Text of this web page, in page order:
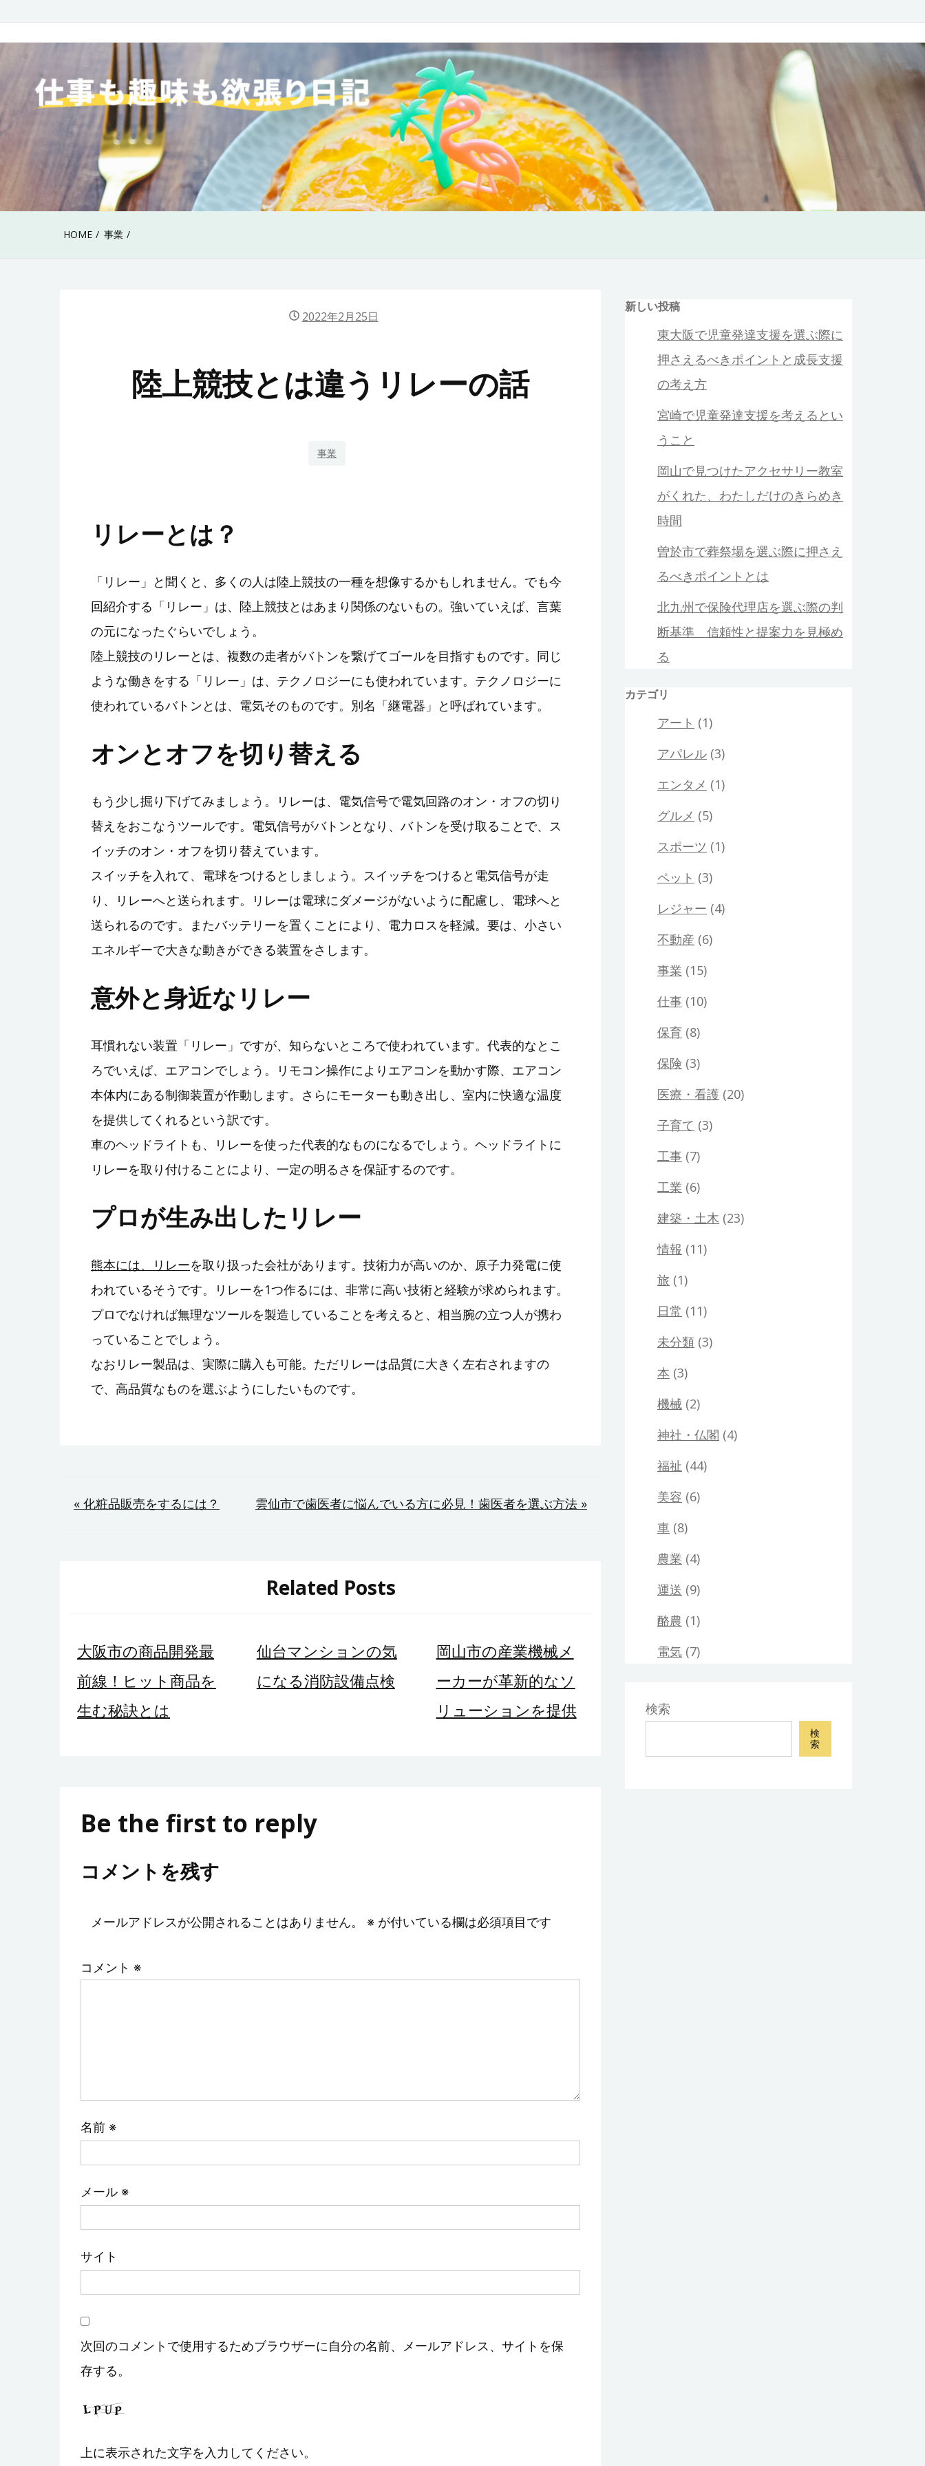
content
40代女性の仕事も趣味も欲張り日記
HOME 事業
2022年2月25日
陸上競技とは違うリレーの話
事業
リレーとは？
「リレー」と聞くと、多くの人は陸上競技の一種を想像するかもしれません。でも今
回紹介する「リレー」は、陸上競技とはあまり関係のないもの。強いていえば、言葉
の元になったぐらいでしょう。
陸上競技のリレーとは、複数の走者がバトンを繋げてゴールを目指すものです。同じ
ような働きをする「リレー」は、テクノロジーにも使われています。テクノロジーに
使われているバトンとは、電気そのものです。別名「継電器」と呼ばれています。
オンとオフを切り替える
もう少し掘り下げてみましょう。リレーは、電気信号で電気回路のオン・オフの切り
替えをおこなうツールです。電気信号がバトンとなり、バトンを受け取ることで、ス
イッチのオン・オフを切り替えています。
スイッチを入れて、電球をつけるとしましょう。スイッチをつけると電気信号が走
り、リレーへと送られます。リレーは電球にダメージがないように配慮し、電球へと
送られるのです。またバッテリーを置くことにより、電力ロスを軽減。要は、小さい
エネルギーで大きな動きができる装置をさします。
意外と身近なリレー
耳慣れない装置「リレー」ですが、知らないところで使われています。代表的なとこ
ろでいえば、エアコンでしょう。リモコン操作によりエアコンを動かす際、エアコン
本体内にある制御装置が作動します。さらにモーターも動き出し、室内に快適な温度
を提供してくれるという訳です。
車のヘッドライトも、リレーを使った代表的なものになるでしょう。ヘッドライトに
リレーを取り付けることにより、一定の明るさを保証するのです。
プロが生み出したリレー
熊本には、リレーを取り扱った会社があります。技術力が高いのか、原子力発電に使
われているそうです。リレーを1つ作るには、非常に高い技術と経験が求められます。
プロでなければ無理なツールを製造していることを考えると、相当腕の立つ人が携わ
っていることでしょう。
なおリレー製品は、実際に購入も可能。ただリレーは品質に大きく左右されますの
で、高品質なものを選ぶようにしたいものです。
投
ー
シ
ョ
« 化粧品販売をするには？ 雲仙市で歯医者に悩んでいる方に必見！歯医者を選ぶ方法 »
Related Posts
大阪市の商品開発最
前線！ヒット商品を
生む秘訣とは
仙台マンションの気
になる消防設備点検
岡山市の産業機械メ
ーカーが革新的なソ
リューションを提供
Be the first to reply
コメントを残す
メールアドレスが公開されることはありません。 ※ が付いている欄は必須項目です
コメント ※
名前 ※
メール ※
サイト
次回のコメントで使用するためブラウザーに自分の名前、メールアドレス、サイトを保
存する。
上に表示された文字を入力してください。
新しい投稿
東大阪で児童発達支援を選ぶ際に
押さえるべきポイントと成長支援
の考え方
宮崎で児童発達支援を考えるとい
うこと
岡山で見つけたアクセサリー教室
がくれた、わたしだけのきらめき
時間
曽於市で葬祭場を選ぶ際に押さえ
るべきポイントとは
北九州で保険代理店を選ぶ際の判
断基準 信頼性と提案力を見極め
る
カテゴリ
アート (1)
アパレル (3)
エンタメ (1)
グルメ (5)
スポーツ (1)
ペット (3)
レジャー (4)
不動産 (6)
事業 (15)
仕事 (10)
保育 (8)
保険 (3)
医療・看護 (20)
子育て (3)
工事 (7)
工業 (6)
建築・土木 (23)
情報 (11)
旅 (1)
日常 (11)
未分類 (3)
本 (3)
機械 (2)
神社・仏閣 (4)
福祉 (44)
美容 (6)
車 (8)
農業 (4)
運送 (9)
酪農 (1)
電気 (7)
検索
検
索